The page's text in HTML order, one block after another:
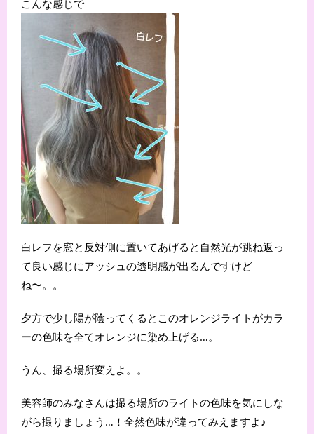
こんな感じで
白レフを窓と反対側に置いてあげると自然光が跳ね返っ
て良い感じにアッシュの透明感が出るんですけど
ね〜。。
夕方で少し陽が陰ってくるとこのオレンジライトがカラ
ーの色味を全てオレンジに染め上げる…。
うん、撮る場所変えよ。。
美容師のみなさんは撮る場所のライトの色味を気にしな
がら撮りましょう…！全然色味が違ってみえますよ♪